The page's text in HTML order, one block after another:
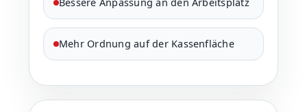
Mehr Ordnung auf der Kassenfläche